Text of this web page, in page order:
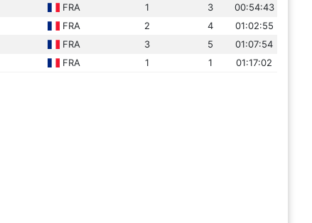
FRA 1 3
00:54:43
FRA 2 4
01:02:55
FRA 3 5
01:07:54
FRA 1 1 01:17:02